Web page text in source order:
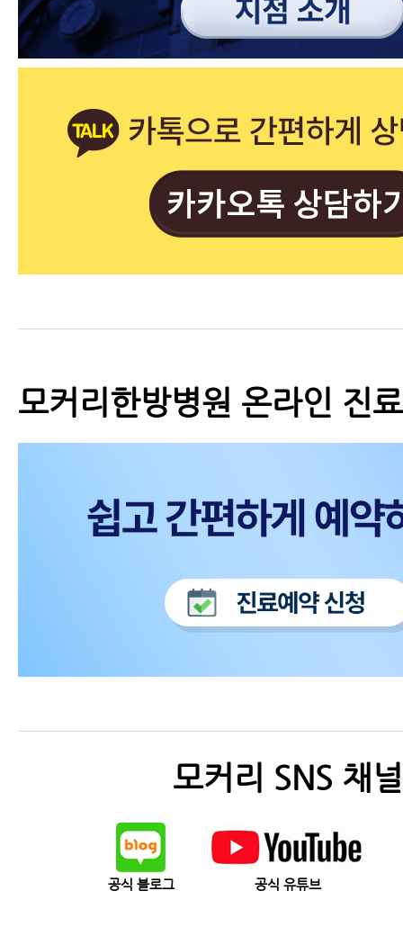
모커리한방병원 온라인 진
모커리 SNS 채널
공식 블로그 공식 유튜브